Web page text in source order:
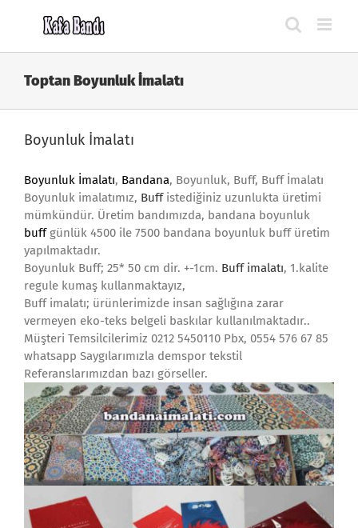
Toptan Boyunluk İmalatı
Boyunluk İmalatı
Boyunluk İmalatı, Bandana, Boyunluk, Buff, Buff İmalatı
Boyunluk imalatımız, Buffistediğiniz uzunlukta üretimi
mümkündür. Üretim bandımızda, bandana boyunluk
buffgünlük 4500 ile 7500 bandana boyunluk buff üretim
yapılmaktadır.
Boyunluk Buff; 25* 50 cm dir. +-1cm. Buff imalatı, 1.kalite
regule kumaş kullanmaktayız,
Buff imalatı; ürünlerimizde insan sağlığına zarar
vermeyen eko-teks belgeli baskılar kullanılmaktadır..
Müşteri Temsilcilerimiz 0212 5450110 Pbx, 0554 576 67 85
whatsapp Saygılarımızla demspor tekstil
Referanslarımızdan bazı görseller.